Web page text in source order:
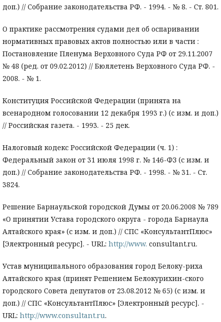
доп.) // Собрание законодательства РФ. - 1994. - № 8. - Ст. 801.
О практике рассмотрения судами дел об оспаривании
нормативных правовых актов полностью или в части :
Постановление Пленума Верховного Суда РФ от 29.11.2007
№ 48 (ред. от 09.02.2012) // Бюллетень Верховного Суда РФ. -
2008. - № 1.
Конституция Российской Федерации (принята на
всенародном голосовании 12 декабря 1993 г.) (c изм. и доп.)
// Российская газета. - 1993. - 25 дек.
Налоговый кодекс Российской Федерации (ч. 1) :
Федеральный закон от 31 июля 1998 г. № 146-ФЗ (с изм. и
доп.) // Собрание законодательства РФ. - 1998. - № 31. - Ст.
3824.
Решение Барнаульской городской Думы от 20.06.2008 № 789
«О принятии Устава городского округа - города Барнаула
Алтайского края» (с изм. и доп.) // СПС «КонсультантПлюс»
[Электронный ресурс]. - URL: http://www. consultant.ru.
Устав муниципального образования город Белоку-риха
Алтайского края (принят Решением Белокурихин-ского
городского Совета депутатов от 23.08.2012 № 65) (с изм. и
доп.) // СПС «КонсультантПлюс» [Электронный ресурс]. -
URL: http://www.consultant.ru.